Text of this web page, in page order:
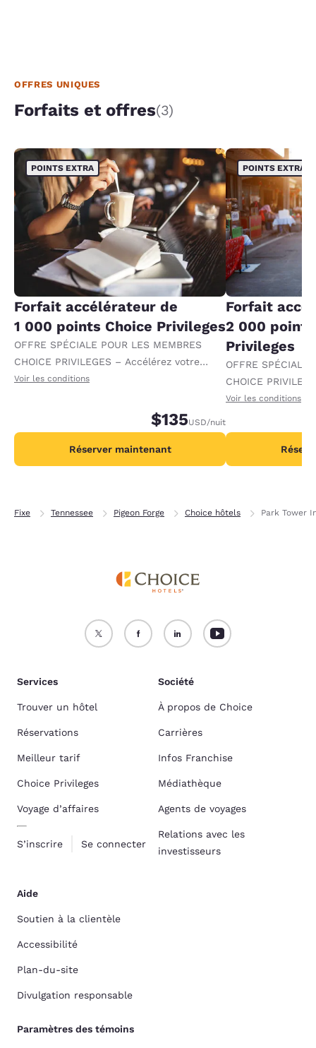
OFFRES UNIQUES
Forfaits et offres(3)
POINTS EXTRA
Forfait accélérateur de
1 000 points Choice Privileges
OFFRE SPÉCIALE POUR LES MEMBRES
CHOICE PRIVILEGES – Accélérez votre
progression vers des récompenses en
Voir les conditions
$135USD/nuit
Réserver maintenant
POINTS EXTRA
Forfait
2 000
Privileges
OFFRE SPÉCIALE
CHOICE
progression vers
par nuit.
Voir les conditions
Fixe Tennessee Pigeon Forge Choice hôtels Park Tower
Services
Trouver un hôtel
Réservations
Meilleur tarif
Choice Privileges
Voyage d’affaires
S’inscrire Se connecter
Société
À propos de Choice
Carrières
Infos Franchise
Médiathèque
Agents de voyages
Relations avec les
investisseurs
Aide
Soutien à la clientèle
Accessibilité
Plan-du-site
Divulgation responsable
Paramètres des témoins